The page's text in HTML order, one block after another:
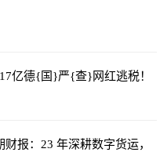
亿德{国}严{查}网红逃税！
报：23 年深耕数字货运，